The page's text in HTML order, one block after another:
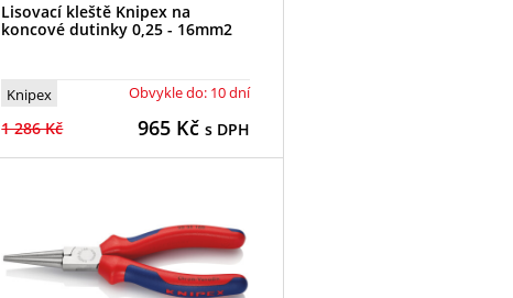
Lisovací kleště Knipex na
koncové dutinky 0,25 - 16mm2
Knipex Obvykle do: 10 dní
1 286 Kč 965 Kčs DPH